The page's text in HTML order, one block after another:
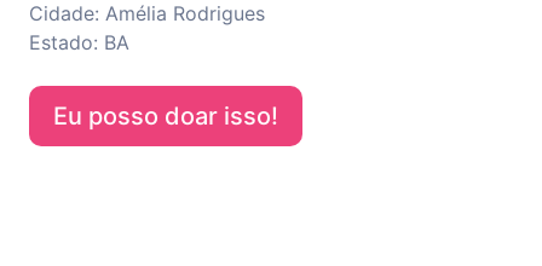
Cidade: Amélia Rodrigues
Estado: BA
Eu posso doar isso!